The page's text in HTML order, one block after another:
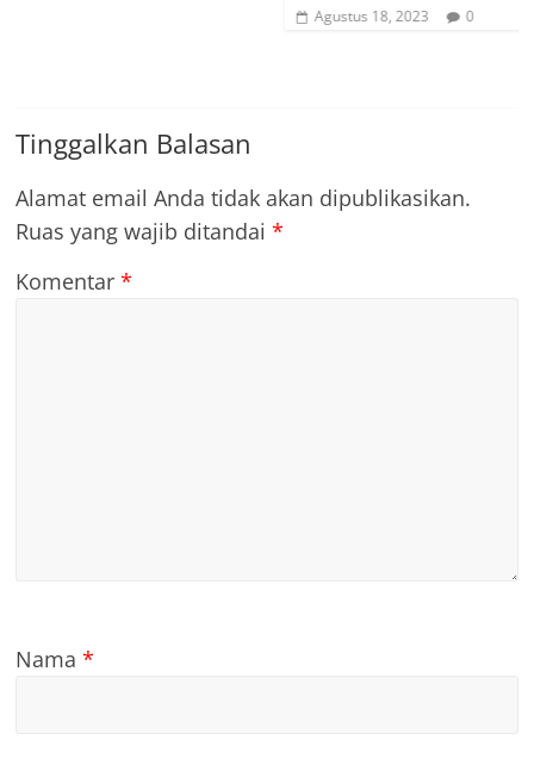
Agustus 18, 2023 0
Tinggalkan Balasan
Alamat email Anda tidak akan dipublikasikan.
Ruas yang wajib ditandai*
Komentar*
Nama*